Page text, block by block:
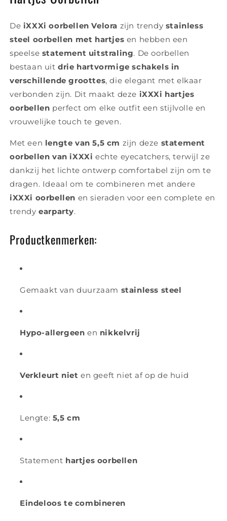
De iXXXi oorbellen Velora zijn trendy stainless
steel oorbellen met hartjes en hebben een
speelse statement uitstraling. De oorbellen
bestaan uitdrie hartvormige schakels in
verschillende groottes, die elegant met elkaar
verbonden zijn. Dit maakt deze iXXXi hartjes
oorbellen perfect om elke outfit een stijlvolle en
vrouwelijke touch te geven.
Met een lengte van 5,5 cm zijn deze statement
oorbellen van iXXXi echte eyecatchers, terwijl ze
dankzij het lichte ontwerp comfortabel zijn om te
dragen. Ideaal om te combineren met andere
iXXXi oorbellen en sieraden voor een complete en
trendyearparty.
Productkenmerken:
Gemaakt van duurzaam stainless steel
Hypo-allergeen en nikkelvrij
Verkleurt niet en geeft niet af op de huid
Lengte: 5,5 cm
Statement hartjes oorbellen
Eindeloos te combineren